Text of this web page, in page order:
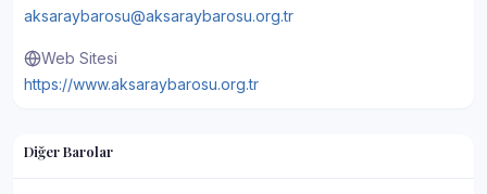
aksaraybarosu@aksaraybarosu.org.tr
Web Sitesi
https://www.aksaraybarosu.org.tr
Diğer Barolar